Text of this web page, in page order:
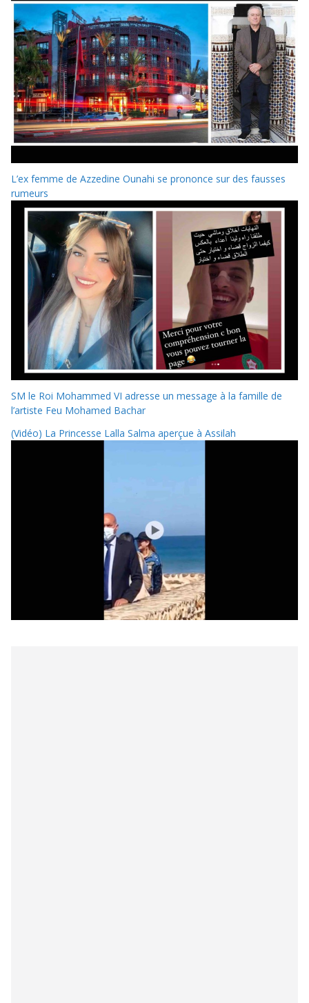
L’ex femme de Azzedine Ounahi se prononce sur des fausses
rumeurs
SM le Roi Mohammed VI adresse un message à la famille de
l’artiste Feu Mohamed Bachar
(Vidéo) La Princesse Lalla Salma aperçue à Assilah